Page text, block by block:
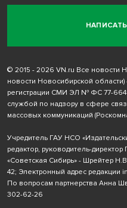
© 2015 - 2026 VN.ru Все новости
новости Новосибирской
регистрации СМИ ЭЛ № ФС 77-
службой по надзору в сфере
массовых коммуникаций
Учредитель ГАУ НСО
редактор, руководитель-
«Советская Сибирь» - Шрейтер
42; Электронный адрес редакции
По вопросам партнерства Анна
302-62-26